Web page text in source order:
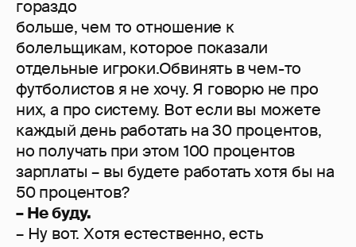
гораздо
больше, чем то отношение к
болельщикам, которое показали
отдельные игроки.Обвинять в чем-то
футболистов я не хочу. Я говорю не про
них, а про систему. Вот если вы можете
каждый день работать на 30 процентов,
но получать при этом 100 процентов
зарплаты – вы будете работать хотя бы на
50 процентов?
– Не буду.
– Ну вот. Хотя естественно, есть